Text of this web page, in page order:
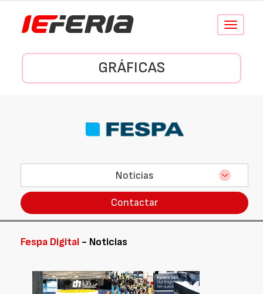
Conmutar
GRÁFICAS
Noticias
Contactar
Fespa Digital - Noticias